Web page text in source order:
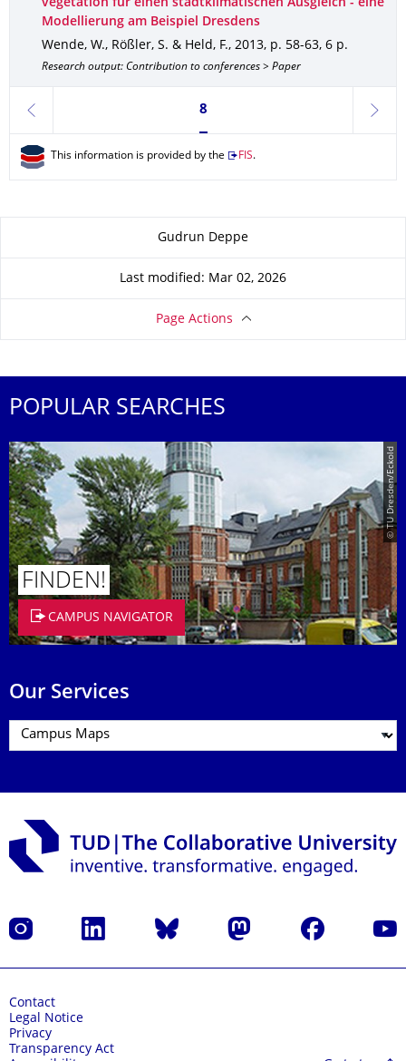
vegetation für einen stadtklimatischen Ausgleich - eine
Modellierung am Beispiel Dresdens
Wende, W., Rößler, S. & Held, F., 2013, p. 58-63, 6 p.
Research output: Contribution to conferences > Paper
previous
Currently on page 8
8
next
This information is provided by the FIS.
Gudrun Deppe
Last modified: Mar 02, 2026
Page Actions
POPULAR SEARCHES
© TU Dresden/Eckold
FINDEN!
CAMPUS NAVIGATOR
Our Services
Instagram LinkedIn Bluesky Mastodon Facebook
Contact
Legal Notice
Privacy
Transparency Act